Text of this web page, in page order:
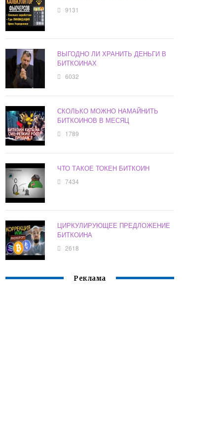
9131
ВЫГОДНО ЛИ ХРАНИТЬ ДЕНЬГИ В
БИТКОИНАХ
6032
СКОЛЬКО МОЖНО НАМАЙНИТЬ
БИТКОИНОВ В МЕСЯЦ
1789
ЧТО ТАКОЕ ТОКЕН БИТКОИН
7434
ЦИРКУЛИРУЮЩЕЕ ПРЕДЛОЖЕНИЕ
БИТКОИНА
2618
Реклама